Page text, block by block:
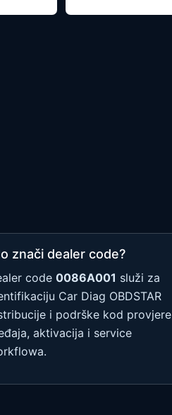
znači dealer code?
code 0086A001 služi za
Car Diag OBDSTAR
i podrške kod provjere
aktivacija i service